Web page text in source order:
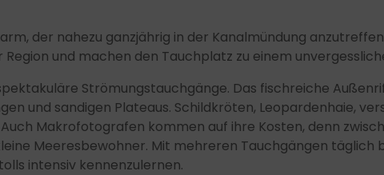
der nahezu ganzjährig in der Kanalmündung
und machen den Tauchplatz zu einem
Strömungstauchgänge. Das fischreiche
und sandigen Plateaus. Schildkröten, Leopardenhaie,
Makrofotografen kommen auf ihre Kosten, denn
Meeresbewohner. Mit mehreren Tauchgängen täglich
intensiv kennenzulernen.